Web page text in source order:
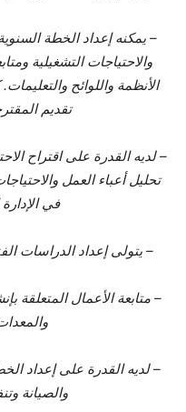
– يمكنه إعداد الخطة
والاحتياجات التشغيلية
الأنظمة واللوائح
تقديم
– لديه القدرة على اقتراح
تحليل أعباء العمل
في
– يتولى إعداد الدراسات
– متابعة الأعمال المتعلقة
– لديه القدرة على إعداد
والصيانة